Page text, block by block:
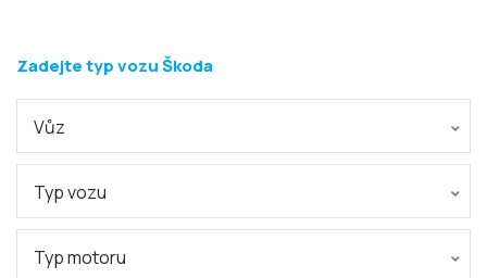
Zadejte typ vozu Škoda
Vůz
Typ vozu
Typ motoru